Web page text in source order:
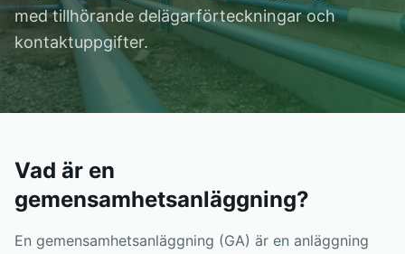
med tillhörande delägarförteckningar och
kontaktuppgifter.
Vad är en
gemensamhetsanläggning?
En gemensamhetsanläggning (GA) är en anläggning